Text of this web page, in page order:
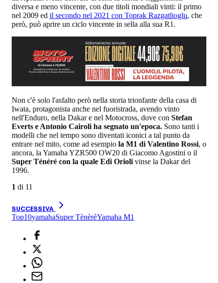
diversa e meno vincente, con due titoli mondiali vinti: il primo
nel 2009 ed il secondo nel 2021 con Toprak Razgatlioglu, che
però, può aprire un ciclo vincente in sella alla sua R1.
Non c'è solo l'asfalto però nella storia trionfante della casa di
Iwata, protagonista anche nel fuoristrada, avendo vinto
nell'Enduro, nella Dakar e nel Motocross, dove con Stefan
Everts e Antonio Cairoli ha segnato un'epoca. Sono tanti i
modelli che nel tempo sono diventati iconici a tal punto da
entrare nel mito, come ad esempio la M1 di Valentino Rossi, o
ancora, la Yamaha YZR500 OW20 di Giacomo Agostini o il
Super Ténéré con la quale Edi Orioli vinse la Dakar del
1996.
1 di 11
SUCCESSIVA
Top10yamahaSuper TènèrèYamaha M1